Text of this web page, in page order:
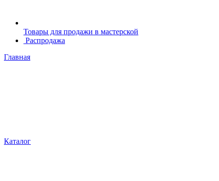
Товары для продажи в мастерской
Распродажа
Главная
Каталог